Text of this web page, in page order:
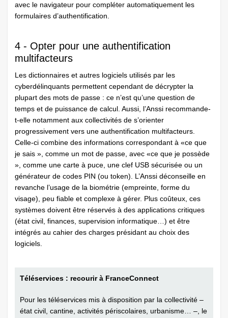
avec le navigateur pour compléter automatiquement les
formulaires d’authentification.
4 - Opter pour une authentification
multifacteurs
Les dictionnaires et autres logiciels utilisés par les
cyberdélinquants permettent cependant de décrypter la
plupart des mots de passe : ce n’est qu’une question de
temps et de puissance de calcul. Aussi, l’Anssi recommande-
t-elle notamment aux collectivités de s’orienter
progressivement vers une authentification multifacteurs.
Celle-ci combine des informations correspondant à «ce que
je sais », comme un mot de passe, avec «ce que je possède
», comme une carte à puce, une clef USB sécurisée ou un
générateur de codes PIN (ou token). L’Anssi déconseille en
revanche l’usage de la biométrie (empreinte, forme du
visage), peu fiable et complexe à gérer. Plus coûteux, ces
systèmes doivent être réservés à des applications critiques
(état civil, finances, supervision informatique…) et être
intégrés au cahier des charges présidant au choix des
logiciels.
Téléservices : recourir à FranceConnect
Pour les téléservices mis à disposition par la collectivité –
état civil, cantine, activités périscolaires, urbanisme… –, le